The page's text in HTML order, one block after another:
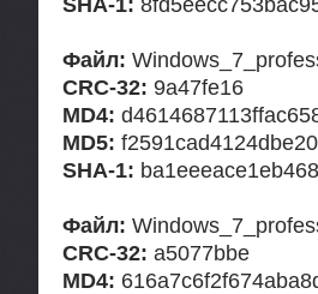
Файл:
CRC-32: 9a47fe16
MD4:
MD5:
SHA-1:
Файл:
CRC-32: a5077bbe
MD4: